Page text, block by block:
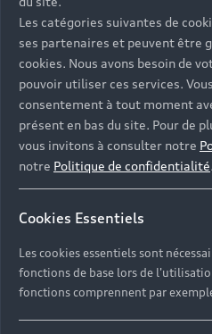
création, à de
de mettre en
créativité à
projet. Les
différents appels
ensuite la chance
avec les équipes
d’offrir de la
travail.
Les catégories suivantes de
ses partenaires et peuvent être
cookies. Nous avons besoin de
pouvoir utiliser ces services.
consentement à tout moment
présent en bas du site. Pour de
vous invitons à consulter notre
notre Politique de confidentialité.
Cookies Essentiels
Les cookies essentiels sont
fonctions de base lors de
fonctions comprennent par